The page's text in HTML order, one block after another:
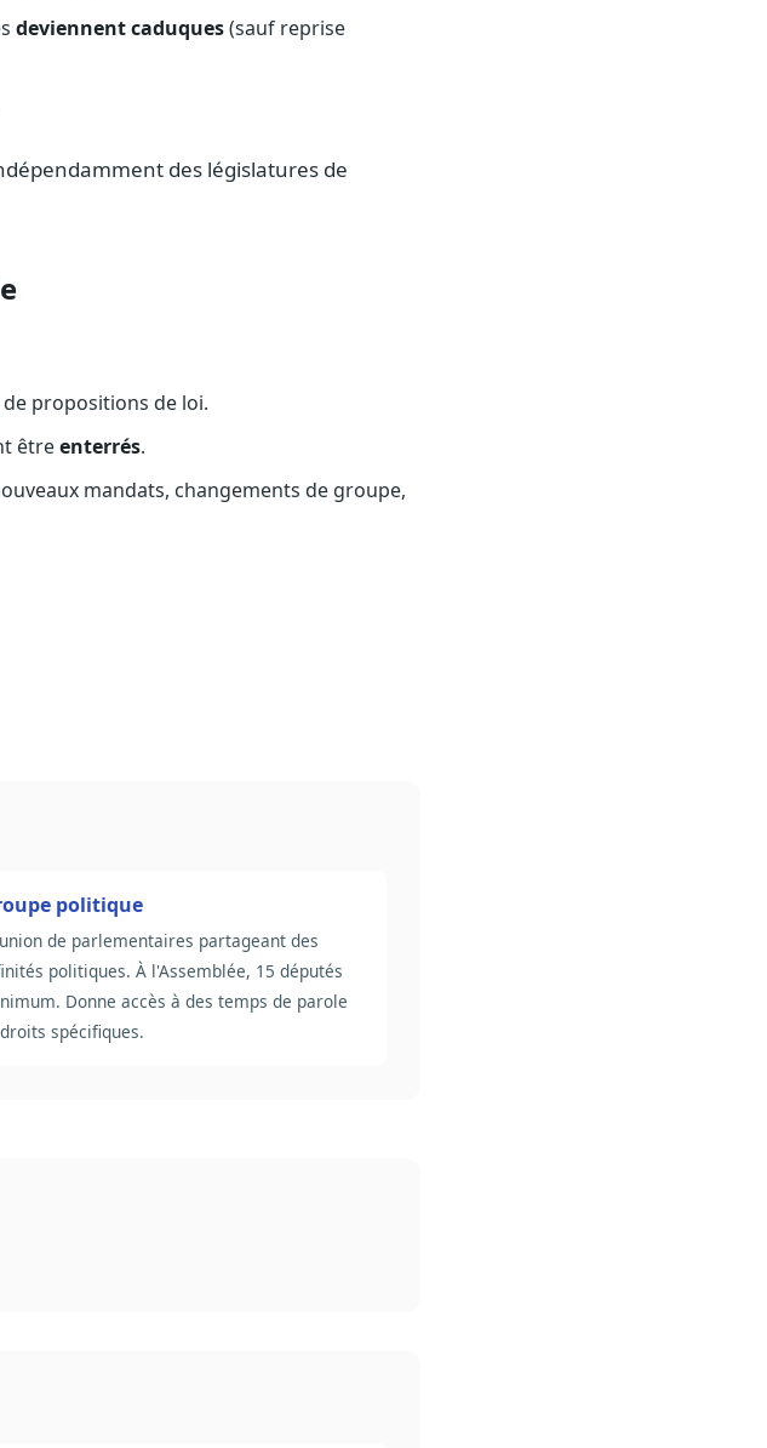
deviennent caduques(sauf reprise
des législatures de
propositions de loi.
êtreenterrés.
mandats, changements de groupe,
politique
de parlementaires partageant des
politiques. À l'Assemblée, 15 députés
Donne accès à des temps de parole
spécifiques.